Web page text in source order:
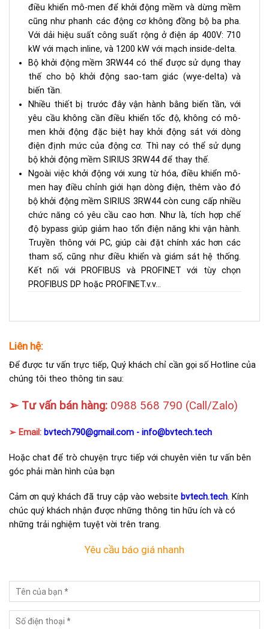
điều khiển mô-men để khởi động mềm và dừng mềm
cũng như phanh các động cơ không đồng bộ ba pha.
Với dải hiệu suất công suất rộng ở điện áp 400V: 710
kW với mạch inline, và 1200 kW với mạch inside-delta.
Bộ khởi động mềm 3RW44 có thể được sử dụng thay
thế cho bộ khởi động sao-tam giác (wye-delta) và
biến tần.
Nhiều thiết bị trước đây vận hành bằng biến tần, với
yêu cầu không cần điều khiển tốc độ, không có mô-
men khởi động đặc biệt hay khởi động sát với dòng
điện định mức của động cơ. Thì nay có thể sử dụng
bộ khởi động mềm SIRIUS 3RW44 để thay thế.
Ngoài việc khởi động với xung từ hóa, điều khiển mô-
men hay điều chỉnh giới hạn dòng điện, thêm vào đó
bộ khởi động mềm SIRIUS 3RW44 còn cung cấp nhiều
chức năng có yêu cầu cao hơn. Như là, tích hợp chế
độ bypass giúp giảm hao tổn điện năng khi vận hành.
Truyền thông với PC, giúp cài đặt chính xác hơn các
tham số, cũng như điều khiển và giám sát hệ thống.
Kết nối với PROFIBUS và PROFINET với tùy chọn
PROFIBUS DP hoặc PROFINET.v.v…
Liên hệ:
Để được tư vấn trực tiếp, Quý khách chỉ cần gọi số Hotline của
chúng tôi theo thông tin sau:
➢ Tư vấn bán hàng: 0988 568 790 (Call/Zalo)
➢ Email: bvtech790@gmail.com - info@bvtech.tech
Hoặc chat để trò chuyện trực tiếp với chuyên viên tư vấn bên
góc phải màn hình của bạn
Cảm ơn quý khách đã truy cập vào website bvtech.tech. Kính
chúc quý khách nhận được những thông tin hữu ích và có
những trải nghiệm tuyệt vời trên trang.
Yêu cầu báo giá nhanh